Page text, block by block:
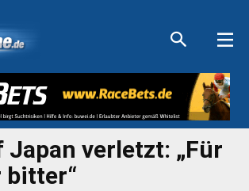
Japan verletzt: „Für
bitter“